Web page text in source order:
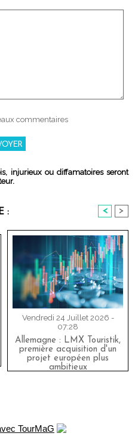
commentaires
injurieux ou diffamatoires seront
: < >
Vendredi 24 Juillet 2026 -
07:28
Allemagne : LMX Touristik,
première acquisition d'un
projet européen plus
ambitieux